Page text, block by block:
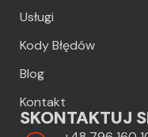
Usługi
Kody Błędów
Blog
Kontakt
SKONTAKTUJ